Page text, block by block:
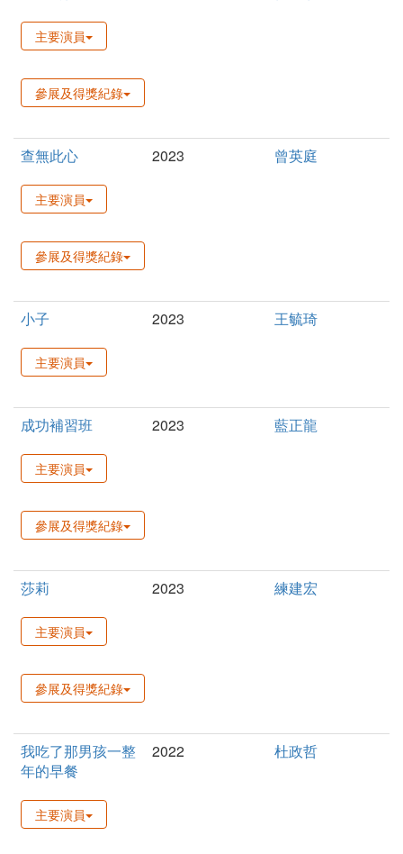
主要演員
參展及得獎紀錄
查無此心 2023 曾英庭
主要演員
參展及得獎紀錄
小子 2023 王毓琦
主要演員
成功補習班 2023 藍正龍
主要演員
參展及得獎紀錄
莎莉 2023 練建宏
主要演員
參展及得獎紀錄
我吃了那男孩一整
年的早餐
2022 杜政哲
主要演員